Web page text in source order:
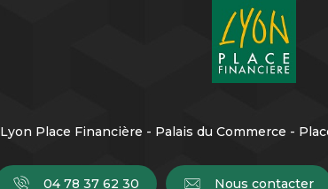
Lyon Place Financière - Palais du Commerce -
04 78 37 62 30 Nous contacter